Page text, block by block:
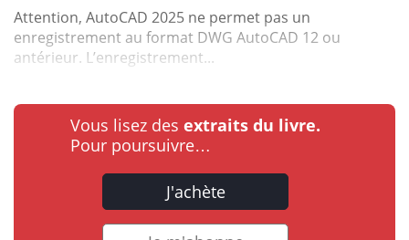
Attention, AutoCAD 2025 ne permet pas un
enregistrement au format DWG AutoCAD 12 ou
antérieur. L’enregistrement...
Vous lisez des extraits du livre.
Pour poursuivre…
J'achète